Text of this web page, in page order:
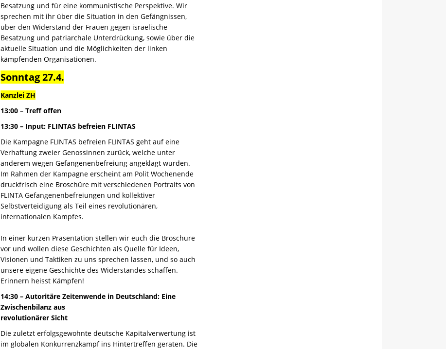
Besatzung und für eine kommunistische Perspektive. Wir
sprechen mit ihr über die Situation in den Gefängnissen,
über den Widerstand der Frauen gegen israelische
Besatzung und patriarchale Unterdrückung, sowie über die
aktuelle Situation und die Möglichkeiten der linken
kämpfenden Organisationen.
Sonntag 27.4.
Kanzlei ZH
13:00 – Treff offen
13:30 – Input: FLINTAS befreien FLINTAS
Die Kampagne FLINTAS befreien FLINTAS geht auf eine
Verhaftung zweier Genossinnen zurück, welche unter
anderem wegen Gefangenenbefreiung angeklagt wurden.
Im Rahmen der Kampagne erscheint am Polit Wochenende
druckfrisch eine Broschüre mit verschiedenen Portraits von
FLINTA Gefangenenbefreiungen und kollektiver
Selbstverteidigung als Teil eines revolutionären,
internationalen Kampfes.
In einer kurzen Präsentation stellen wir euch die Broschüre
vor und wollen diese Geschichten als Quelle für Ideen,
Visionen und Taktiken zu uns sprechen lassen, und so auch
unsere eigene Geschichte des Widerstandes schaffen.
Erinnern heisst Kämpfen!
14:30 – Autoritäre Zeitenwende in Deutschland: Eine
Zwischenbilanz aus
revolutionärer Sicht
Die zuletzt erfolgsgewohnte deutsche Kapitalverwertung ist
im globalen Konkurrenzkampf ins Hintertreffen geraten. Die